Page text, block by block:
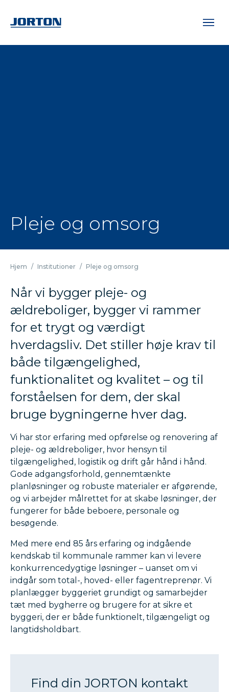
Pleje og omsorg
Hjem / Institutioner / Pleje og omsorg
Når vi bygger pleje- og
ældreboliger, bygger vi rammer
for et trygt og værdigt
hverdagsliv. Det stiller høje krav til
både tilgængelighed,
funktionalitet og kvalitet – og til
forståelsen for dem, der skal
bruge bygningerne hver dag.
Vi har stor erfaring med opførelse og renovering af
pleje- og ældreboliger, hvor hensyn til
tilgængelighed, logistik og drift går hånd i hånd.
Gode adgangsforhold, gennemtænkte
planløsninger og robuste materialer er afgørende,
og vi arbejder målrettet for at skabe løsninger, der
fungerer for både beboere, personale og
besøgende.
Med mere end 85 års erfaring og indgående
kendskab til kommunale rammer kan vi levere
konkurrencedygtige løsninger – uanset om vi
indgår som total-, hoved- eller fagentreprenør. Vi
planlægger byggeriet grundigt og samarbejder
tæt med bygherre og brugere for at sikre et
byggeri, der er både funktionelt, tilgængeligt og
langtidsholdbart.
Find din JORTON kontakt